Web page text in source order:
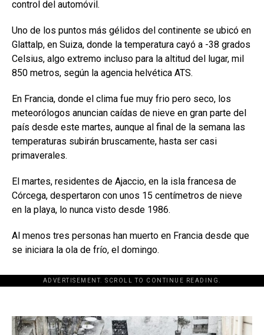
control del automóvil.
Uno de los puntos más gélidos del continente se ubicó en
Glattalp, en Suiza, donde la temperatura cayó a -38 grados
Celsius, algo extremo incluso para la altitud del lugar, mil
850 metros, según la agencia helvética ATS.
En Francia, donde el clima fue muy frio pero seco, los
meteorólogos anuncian caídas de nieve en gran parte del
país desde este martes, aunque al final de la semana las
temperaturas subirán bruscamente, hasta ser casi
primaverales.
El martes, residentes de Ajaccio, en la isla francesa de
Córcega, despertaron con unos 15 centímetros de nieve
en la playa, lo nunca visto desde 1986.
Al menos tres personas han muerto en Francia desde que
se iniciara la ola de frío, el domingo.
ADVERTISEMENT. SCROLL TO CONTINUE READING.